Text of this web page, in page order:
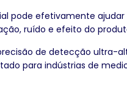
pode efetivamente
ruído e efeito do
de detecção ultra-
para indústrias de